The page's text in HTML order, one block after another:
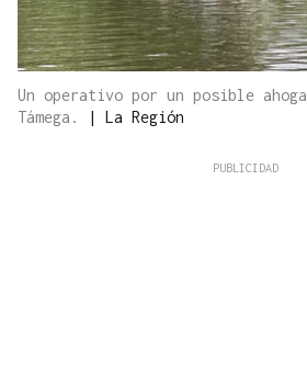
Un operativo por un posible
Támega.
| La Región